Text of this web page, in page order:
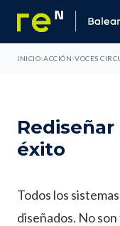
INICIO›ACCIÓN›VOCES
éxito
Todos los
diseñados. No